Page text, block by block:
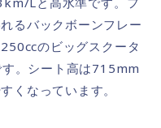
るバックボーンフレー
のビッグスクータ
。シート高は715mm
くなっています。